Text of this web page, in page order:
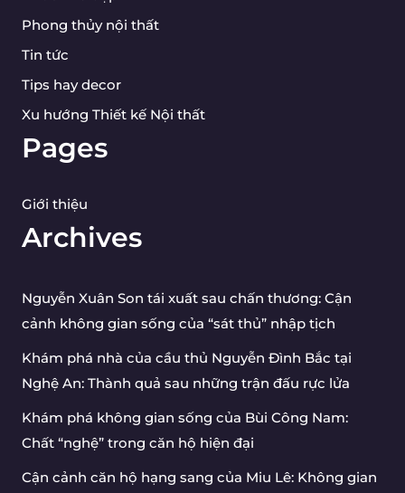
Phong thủy nội thất
Tin tức
Tips hay decor
Xu hướng Thiết kế Nội thất
Pages
Giới thiệu
Archives
Nguyễn Xuân Son tái xuất sau chấn thương: Cận
cảnh không gian sống của “sát thủ” nhập tịch
Khám phá nhà của cầu thủ Nguyễn Đình Bắc tại
Nghệ An: Thành quả sau những trận đấu rực lửa
Khám phá không gian sống của Bùi Công Nam:
Chất “nghệ” trong căn hộ hiện đại
Cận cảnh căn hộ hạng sang của Miu Lê: Không gian